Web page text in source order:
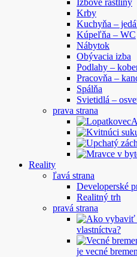
Izbové rastliny
Krby
Kuchyňa –
Kúpeľňa – WC
Nábytok
Obývacia izba
Podlahy –
Pracovňa –
Spálňa
Svietidlá –
prava strana
Reality
ľavá strana
Developerské
Realitný trh
pravá strana
vlastníctva?
je vecné